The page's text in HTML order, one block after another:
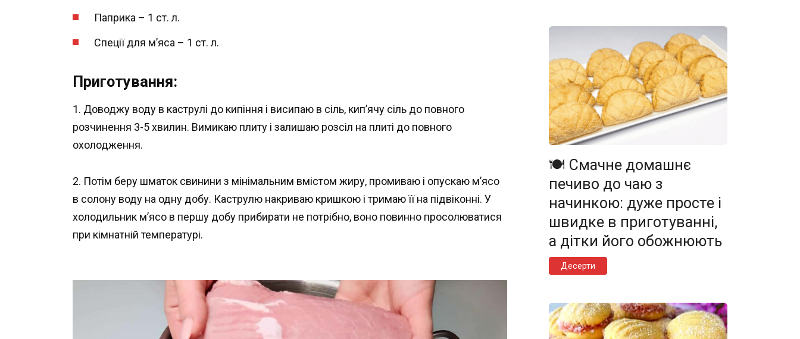
Паприка – 1 ст. л.
Спеції для м’яса – 1 ст. л.
Приготування:
1. Доводжу воду в каструлі до кипіння і висипаю в сіль, кип’ячу сіль до повного
розчинення 3-5 хвилин. Вимикаю плиту і залишаю розсіл на плиті до повного
охолодження.
2. Потім беру шматок свинини з мінімальним вмістом жиру, промиваю і опускаю м’ясо
в солону воду на одну добу. Каструлю накриваю кришкою і тримаю її на підвіконні. У
холодильник м’ясо в першу добу прибирати не потрібно, воно повинно просолюватися
при кімнатній температурі.
🍽️ Смачне домашнє
печиво до чаю з
начинкою: дуже просте і
швидке в приготуванні,
а дітки його обожнюють
Десерти